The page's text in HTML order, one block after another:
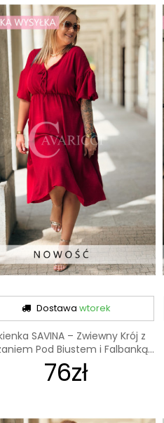
Dostawa wtorek
SAVINA – Zwiewny Krój z
Pod Biustem i Falbanką...
76zł